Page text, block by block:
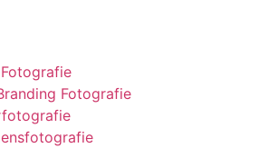
Fotografie